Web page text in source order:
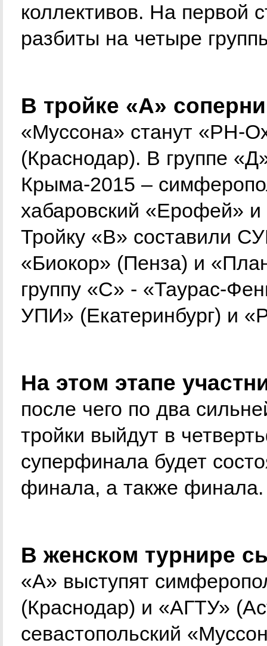
коллективов. На первой
разбиты на четыре
В тройке «А»
«Муссона» станут «РН-
(Краснодар). В группе
Крыма-2015 –
хабаровский «Ерофей» и
Тройку «В» составили
«Биокор» (Пенза) и
группу «С» - «Таурас-
УПИ» (Екатеринбург) и
На этом этапе
после чего по два
тройки выйдут в
суперфинала будет
финала, а также финала.
В женском турнире
«А» выступят
(Краснодар) и «АГТУ»
севастопольский